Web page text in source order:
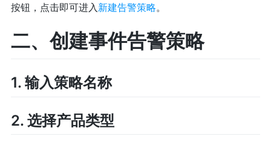
按钮，点击即可进入 新建告警策略。
二、创建事件告警策略
1. 输入策略名称
2. 选择产品类型